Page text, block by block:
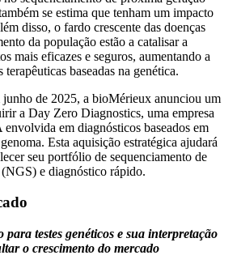
se estima que tenham um impacto
disso, o fardo crescente das doenças
da população estão a catalisar a
mais eficazes e seguros, aumentando a
terapêuticas baseadas na genética.
junho de 2025, a bioMérieux anunciou um
a Day Zero Diagnostics, uma empresa
envolvida em diagnósticos baseados em
Esta aquisição estratégica ajudará
seu portfólio de sequenciamento de
e diagnóstico rápido.
testes genéticos e sua interpretação
o crescimento do mercado